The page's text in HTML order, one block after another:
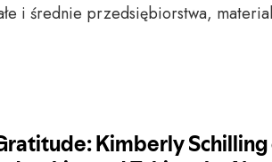
i średnie przedsiębiorstwa,